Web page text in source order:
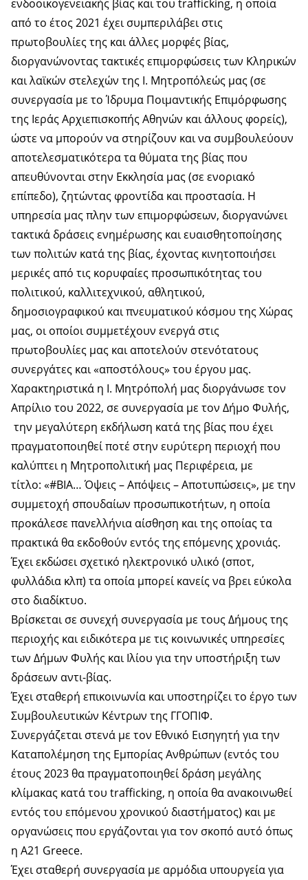
ενδοοικογενειακής βίας και του trafficking, η οποία
από το έτος 2021 έχει συμπεριλάβει στις
πρωτοβουλίες της και άλλες μορφές βίας,
διοργανώνοντας τακτικές επιμορφώσεις των Κληρικών
και λαϊκών στελεχών της Ι. Μητροπόλεώς μας (σε
συνεργασία με το Ίδρυμα Ποιμαντικής Επιμόρφωσης
της Ιεράς Αρχιεπισκοπής Αθηνών και άλλους φορείς),
ώστε να μπορούν να στηρίζουν και να συμβουλεύουν
αποτελεσματικότερα τα θύματα της βίας που
απευθύνονται στην Εκκλησία μας (σε ενοριακό
επίπεδο), ζητώντας φροντίδα και προστασία. Η
υπηρεσία μας πλην των επιμορφώσεων, διοργανώνει
τακτικά δράσεις ενημέρωσης και ευαισθητοποίησης
των πολιτών κατά της βίας, έχοντας κινητοποιήσει
μερικές από τις κορυφαίες προσωπικότητας του
πολιτικού, καλλιτεχνικού, αθλητικού,
δημοσιογραφικού και πνευματικού κόσμου της Χώρας
μας, οι οποίοι συμμετέχουν ενεργά στις
πρωτοβουλίες μας και αποτελούν στενότατους
συνεργάτες και «αποστόλους» του έργου μας.
Χαρακτηριστικά η Ι. Μητρόπολή μας διοργάνωσε τον
Απρίλιο του 2022, σε συνεργασία με τον Δήμο Φυλής,
την μεγαλύτερη εκδήλωση κατά της βίας που έχει
πραγματοποιηθεί ποτέ στην ευρύτερη περιοχή που
καλύπτει η Μητροπολιτική μας Περιφέρεια, με
τίτλο: «#ΒΙΑ… Όψεις – Απόψεις – Αποτυπώσεις», με την
συμμετοχή σπουδαίων προσωπικοτήτων, η οποία
προκάλεσε πανελλήνια αίσθηση και της οποίας τα
πρακτικά θα εκδοθούν εντός της επόμενης χρονιάς.
Έχει εκδώσει σχετικό ηλεκτρονικό υλικό (σποτ,
φυλλάδια κλπ) τα οποία μπορεί κανείς να βρει εύκολα
στο διαδίκτυο.
Βρίσκεται σε συνεχή συνεργασία με τους Δήμους της
περιοχής και ειδικότερα με τις κοινωνικές υπηρεσίες
των Δήμων Φυλής και Ιλίου για την υποστήριξη των
δράσεων αντι-βίας.
Έχει σταθερή επικοινωνία και υποστηρίζει το έργο των
Συμβουλευτικών Κέντρων της ΓΓΟΠΙΦ.
Συνεργάζεται στενά με τον Εθνικό Εισηγητή για την
Καταπολέμηση της Εμπορίας Ανθρώπων (εντός του
έτους 2023 θα πραγματοποιηθεί δράση μεγάλης
κλίμακας κατά του trafficking, η οποία θα ανακοινωθεί
εντός του επόμενου χρονικού διαστήματος) και με
οργανώσεις που εργάζονται για τον σκοπό αυτό όπως
η A21 Greece.
Έχει σταθερή συνεργασία με αρμόδια υπουργεία για